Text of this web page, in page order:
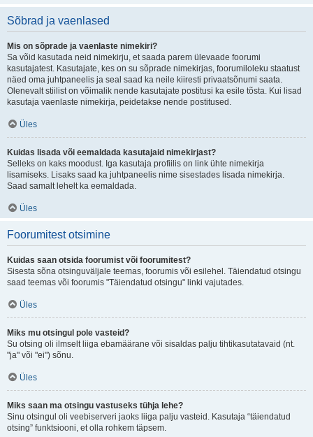
Sõbrad ja vaenlased
Mis on sõprade ja vaenlaste nimekiri?
Sa võid kasutada neid nimekirju, et saada parem ülevaade foorumi
kasutajatest. Kasutajate, kes on su sõprade nimekirjas, foorumiloleku staatust
näed oma juhtpaneelis ja seal saad ka neile kiiresti privaatsõnumi saata.
Olenevalt stiilist on võimalik nende kasutajate postitusi ka esile tõsta. Kui lisad
kasutaja vaenlaste nimekirja, peidetakse nende postitused.
Üles
Kuidas lisada või eemaldada kasutajaid nimekirjast?
Selleks on kaks moodust. Iga kasutaja profiilis on link ühte nimekirja
lisamiseks. Lisaks saad ka juhtpaneelis nime sisestades lisada nimekirja.
Saad samalt lehelt ka eemaldada.
Üles
Foorumitest otsimine
Kuidas saan otsida foorumist või foorumitest?
Sisesta sõna otsinguväljale teemas, foorumis või esilehel. Täiendatud otsingu
saad teemas või foorumis "Täiendatud otsingu" linki vajutades.
Üles
Miks mu otsingul pole vasteid?
Su otsing oli ilmselt liiga ebamäärane või sisaldas palju tihtikasutatavaid (nt.
"ja" või "ei") sõnu.
Üles
Miks saan ma otsingu vastuseks tühja lehe?
Sinu otsingul oli veebiserveri jaoks liiga palju vasteid. Kasutaja “täiendatud
otsing” funktsiooni, et olla rohkem täpsem.